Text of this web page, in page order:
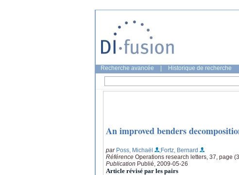
Recherche avancée Historique de recherche
An improved benders
par Poss, Michaël
;Fortz, Bernard
Référence Operations research letters, 37, page
Publication Publié, 2009-05-26
Article révisé par les pairs